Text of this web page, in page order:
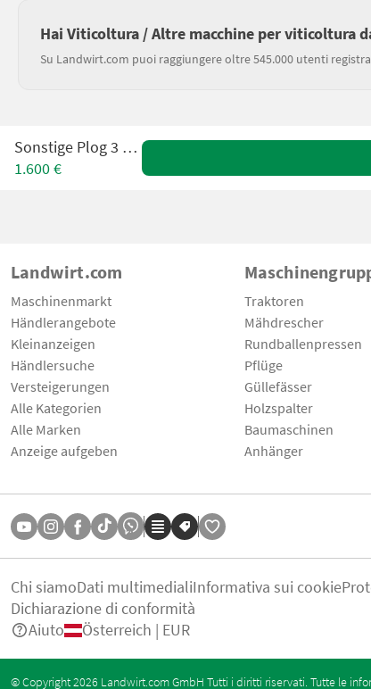
Hai Viticoltura / Altre macchine per viticoltura
Su Landwirt.com puoi raggiungere oltre 545.000 utenti
Sonstige Plog 3 skjær
1.600 €
Landwirt.com
Maschinenmarkt
Händlerangebote
Kleinanzeigen
Händlersuche
Versteigerungen
Alle Kategorien
Alle Marken
Anzeige aufgeben
Traktoren
Mähdrescher
Rundballenpressen
Pflüge
Güllefässer
Holzspalter
Baumaschinen
Anhänger
Chi siamoDati multimedialiInformativa sui cookie
Dichiarazione di conformità
Aiuto
Österreich | EUR
© Copyright 2026 Landwirt.com GmbH Tutti i diritti riservati. Tutte le